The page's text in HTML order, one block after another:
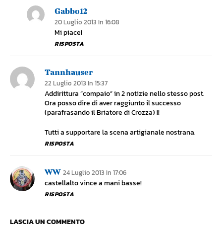
Gabbo12
20 Luglio 2013 In 16:08
Mi piace!
RISPOSTA
Tannhauser
22 Luglio 2013 In 15:37
Addirittura “compaio” in 2 notizie nello stesso post.
Ora posso dire di aver raggiunto il successo
(parafrasando il Briatore di Crozza) !!
Tutti a supportare la scena artigianale nostrana.
RISPOSTA
WW 24 Luglio 2013 In 17:06
castellalto vince a mani basse!
RISPOSTA
LASCIA UN COMMENTO